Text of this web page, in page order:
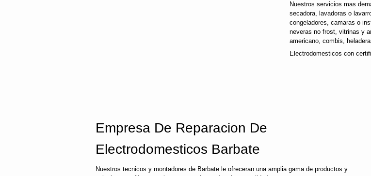
Nuestros servicios mas
secadora, lavadoras o
congeladores, camaras o
neveras no frost, vitrinas y
americano, combis,
Electrodomesticos con
Empresa De Reparacion De
Electrodomesticos Barbate
Nuestros tecnicos y montadores de Barbate le ofreceran una amplia gama de productos y